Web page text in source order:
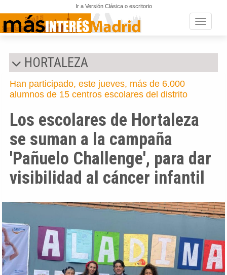
Ir a Versión Clásica o escritorio
Toggle
HORTALEZA
Han participado, este jueves, más de 6.000
alumnos de 15 centros escolares del distrito
Los escolares de Hortaleza
se suman a la campaña
'Pañuelo Challenge', para dar
visibilidad al cáncer infantil
Escolares de Hortaleza, en el Día Mundial
Anterior